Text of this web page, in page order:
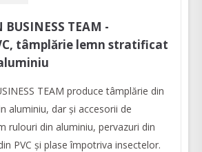
TEAM -
tâmplărie lemn stratificat
TEAM produce tâmplărie din
aluminiu, dar și accesorii de
rulouri din aluminiu, pervazuri din
PVC și plase împotriva insectelor.